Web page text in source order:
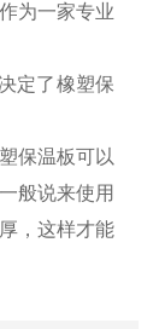
为一家专业
定了橡塑保
保温板可以
般说来使用
，这样才能